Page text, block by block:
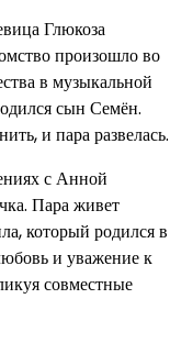
Глюкоза
произошло во
в музыкальной
сын Семён.
и пара развелась.
с Анной
Пара живет
который родился в
и уважение к
совместные